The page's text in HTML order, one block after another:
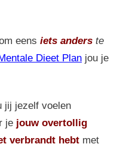
eens iets anders te
Dieet Plan jou je
jij jezelf voelen
je jouw overtollig
verbrandt hebt met